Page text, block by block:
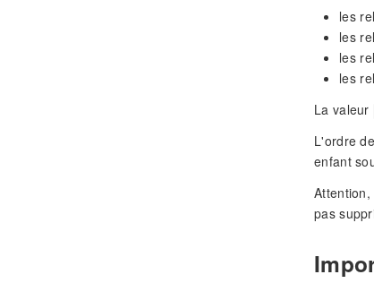
les
les
les
les
La valeur
L'ordre
enfant
pas